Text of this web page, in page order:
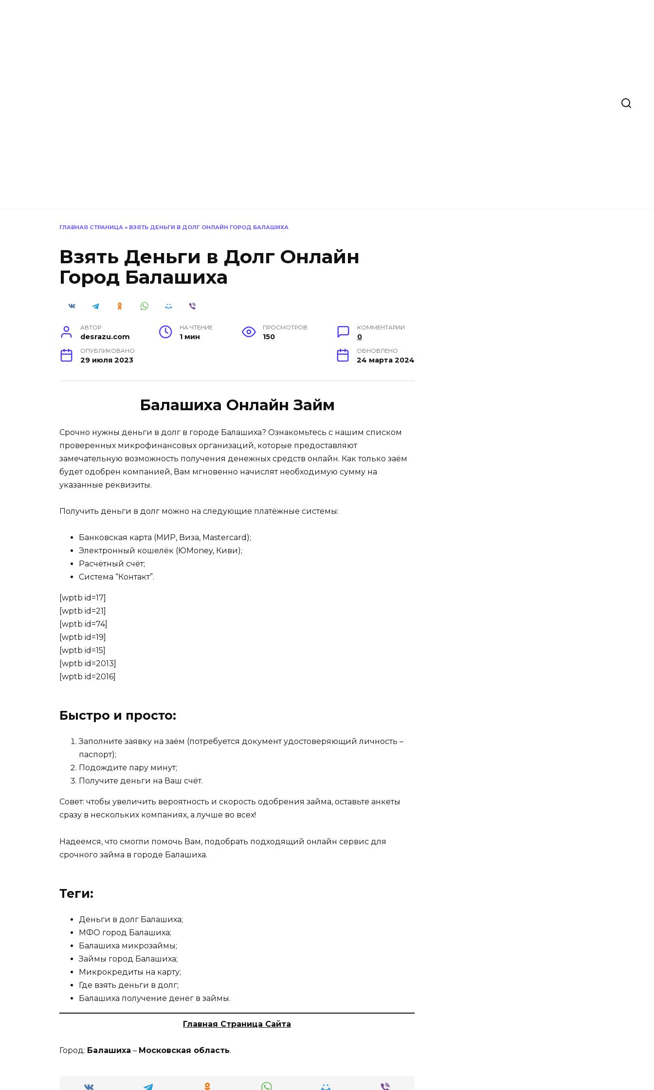
ГЛАВНАЯ СТРАНИЦА » ВЗЯТЬ ДЕНЬГИ В ДОЛГ ОНЛАЙН ГОРОД БАЛАШИХА
Взять Деньги в Долг Онлайн
Город Балашиха
АВТОР
desrazu.com
НА ЧТЕНИЕ
1 мин
ПРОСМОТРОВ
150
КОММЕНТАРИИ
0
ОПУБЛИКОВАНО
29 июля 2023
ОБНОВЛЕНО
24 марта 2024
Балашиха Онлайн Займ
Срочно нужны деньги в долг в городе Балашиха? Ознакомьтесь с нашим списком
проверенных микрофинансовых организаций, которые предоставляют
замечательную возможность получения денежных средств онлайн. Как только заём
будет одобрен компанией, Вам мгновенно начислят необходимую сумму на
указанные реквизиты.
Получить деньги в долг можно на следующие платёжные системы:
Банковская карта (МИР, Виза, Mastercard);
Электронный кошелёк (ЮMoney, Киви);
Расчётный счёт;
Система “Контакт”.
[wptb id=17]
[wptb id=21]
[wptb id=74]
[wptb id=19]
[wptb id=15]
[wptb id=2013]
[wptb id=2016]
Быстро и просто:
Заполните заявку на заём (потребуется документ удостоверяющий личность –
паспорт);
Подождите пару минут;
Получите деньги на Ваш счёт.
Совет: чтобы увеличить вероятность и скорость одобрения займа, оставьте анкеты
сразу в нескольких компаниях, а лучше во всех!
Надеемся, что смогли помочь Вам, подобрать подходящий онлайн сервис для
срочного займа в городе Балашиха.
Теги:
Деньги в долг Балашиха;
МФО город Балашиха;
Балашиха микрозаймы;
Займы город Балашиха;
Микрокредиты на карту;
Где взять деньги в долг;
Балашиха получение денег в займы.
Главная Страница Сайта
Город: Балашиха – Московская область.